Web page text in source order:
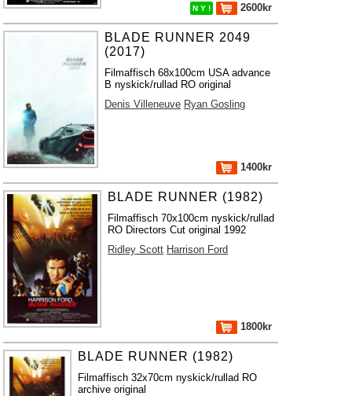
N Y ! 2600kr
BLADE RUNNER 2049
(2017)
Filmaffisch 68x100cm USA advance
B nyskick/rullad RO original
Denis Villeneuve Ryan Gosling
1400kr
BLADE RUNNER (1982)
Filmaffisch 70x100cm nyskick/rullad
RO Directors Cut original 1992
Ridley Scott Harrison Ford
1800kr
BLADE RUNNER (1982)
Filmaffisch 32x70cm nyskick/rullad RO
archive original